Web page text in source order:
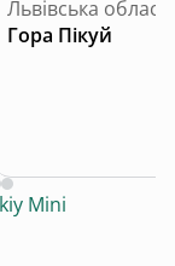
Львівська
Гора Пікуй
Mini